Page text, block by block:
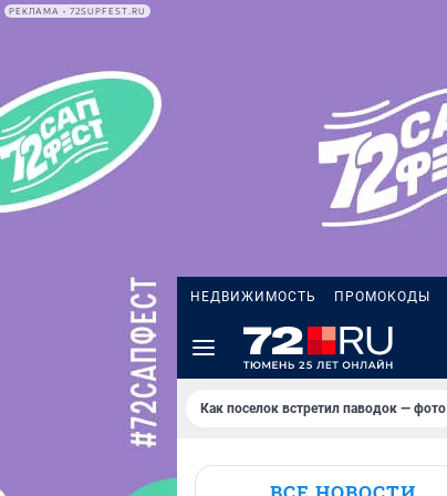
РЕКЛАМА • 72SUPFEST.RU
НЕДВИЖИМОСТЬ ПРОМОКОДЫ
Как поселок встретил паводок — фото